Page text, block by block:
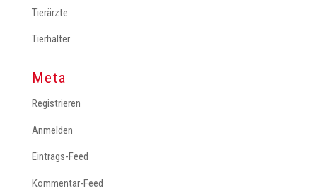
Tierärzte
Tierhalter
Meta
Registrieren
Anmelden
Eintrags-Feed
Kommentar-Feed